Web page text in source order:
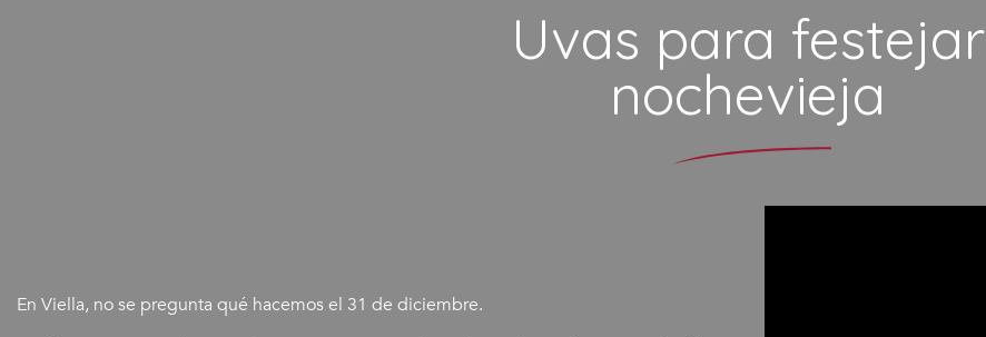
Uvas para festejar
nochevieja
En Viella, no se pregunta qué hacemos el 31 de diciembre.